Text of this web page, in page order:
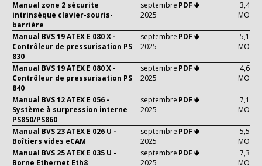
Manual zone 2 sécurite
intrinséque clavier-souris-
barrière
septembre
2025
PDF 🢃
3,4
MO
Manual BVS 19 ATEX E 080 X -
Contrôleur de pressurisation PS
830
septembre
2025
PDF 🢃
5,1
MO
Manual BVS 19 ATEX E 080 X -
Contrôleur de pressurisation PS
840
septembre
2025
PDF 🢃
4,6
MO
Manual BVS 12 ATEX E 056 -
Système à surpression interne
PS850/PS860
septembre
2025
PDF 🢃
7,1
MO
Manual BVS 23 ATEX E 026 U -
Boîtiers vides eCAM
septembre
2025
PDF 🢃
5,5
MO
Manual BVS 25 ATEX E 035 U -
Borne Ethernet Eth8
septembre
2025
PDF 🢃
7,3
MO